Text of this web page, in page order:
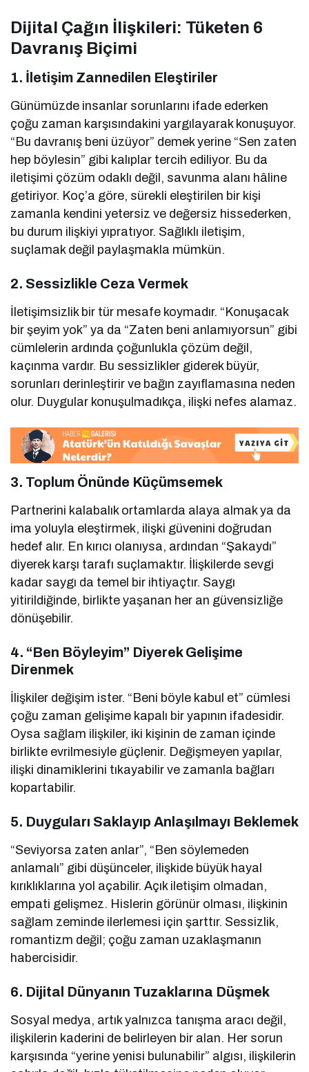
Dijital Çağın İlişkileri: Tüketen 6
Davranış Biçimi
1. İletişim Zannedilen Eleştiriler
Günümüzde insanlar sorunlarını ifade ederken
çoğu zaman karşısındakini yargılayarak konuşuyor.
“Bu davranış beni üzüyor” demek yerine “Sen zaten
hep böylesin” gibi kalıplar tercih ediliyor. Bu da
iletişimi çözüm odaklı değil, savunma alanı hâline
getiriyor. Koç’a göre, sürekli eleştirilen bir kişi
zamanla kendini yetersiz ve değersiz hissederken,
bu durum ilişkiyi yıpratıyor. Sağlıklı iletişim,
suçlamak değil paylaşmakla mümkün.
2. Sessizlikle Ceza Vermek
İletişimsizlik bir tür mesafe koymadır. “Konuşacak
bir şeyim yok” ya da “Zaten beni anlamıyorsun” gibi
cümlelerin ardında çoğunlukla çözüm değil,
kaçınma vardır. Bu sessizlikler giderek büyür,
sorunları derinleştirir ve bağın zayıflamasına neden
olur. Duygular konuşulmadıkça, ilişki nefes alamaz.
3. Toplum Önünde Küçümsemek
Partnerini kalabalık ortamlarda alaya almak ya da
ima yoluyla eleştirmek, ilişki güvenini doğrudan
hedef alır. En kırıcı olanıysa, ardından “Şakaydı”
diyerek karşı tarafı suçlamaktır. İlişkilerde sevgi
kadar saygı da temel bir ihtiyaçtır. Saygı
yitirildiğinde, birlikte yaşanan her an güvensizliğe
dönüşebilir.
4. “Ben Böyleyim” Diyerek Gelişime
Direnmek
İlişkiler değişim ister. “Beni böyle kabul et” cümlesi
çoğu zaman gelişime kapalı bir yapının ifadesidir.
Oysa sağlam ilişkiler, iki kişinin de zaman içinde
birlikte evrilmesiyle güçlenir. Değişmeyen yapılar,
ilişki dinamiklerini tıkayabilir ve zamanla bağları
kopartabilir.
5. Duyguları Saklayıp Anlaşılmayı Beklemek
“Seviyorsa zaten anlar”, “Ben söylemeden
anlamalı” gibi düşünceler, ilişkide büyük hayal
kırıklıklarına yol açabilir. Açık iletişim olmadan,
empati gelişmez. Hislerin görünür olması, ilişkinin
sağlam zeminde ilerlemesi için şarttır. Sessizlik,
romantizm değil; çoğu zaman uzaklaşmanın
habercisidir.
6. Dijital Dünyanın Tuzaklarına Düşmek
Sosyal medya, artık yalnızca tanışma aracı değil,
ilişkilerin kaderini de belirleyen bir alan. Her sorun
karşısında “yerine yenisi bulunabilir” algısı, ilişkilerin